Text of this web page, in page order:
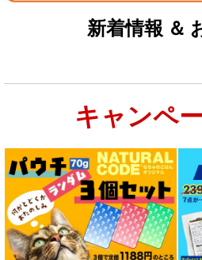
新着情報 ＆
キャンペ